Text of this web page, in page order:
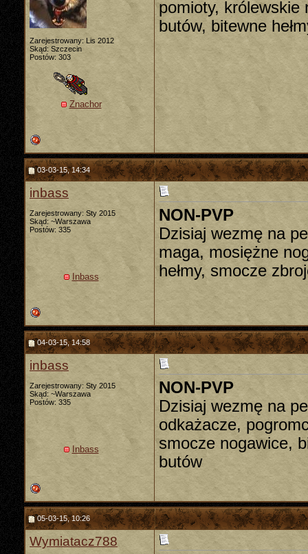
Zarejestrowany: Lis 2012
Skąd: Szczecin
Postów: 303
Znachor
pomioty, królewskie
butów, bitewne
03-03-15, 14:34
inbass
Zarejestrowany: Sty 2015
Skąd: ~Warszawa
Postów: 335
Inbass
NON-PVP
Dzisiaj wezmę na
maga, mosiężne
hełmy, smocze
04-03-15, 14:58
inbass
Zarejestrowany: Sty 2015
Skąd: ~Warszawa
Postów: 335
Inbass
NON-PVP
Dzisiaj wezmę na
odkażacze,
smocze nogawice,
butów
05-03-15, 10:26
Wymiatacz788